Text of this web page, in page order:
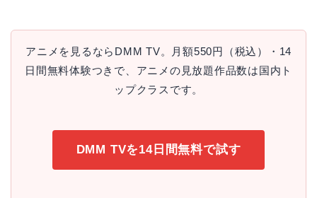
アニメを見るならDMM TV。月額550円（税込）・14
日間無料体験つきで、アニメの見放題作品数は国内ト
ップクラスです。
DMM TVを14日間無料で試す